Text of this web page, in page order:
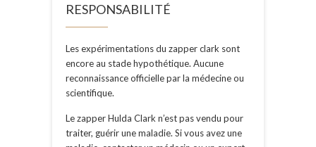
RESPONSABILITÉ
Les expérimentations du zapper clark sont
encore au stade hypothétique. Aucune
reconnaissance officielle par la médecine ou
scientifique.
Le zapper Hulda Clark n’est pas vendu pour
traiter, guérir une maladie. Si vous avez une